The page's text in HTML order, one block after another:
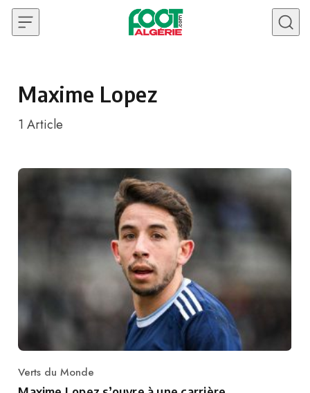
Skip to content
Maxime Lopez
1 Article
Category
Verts du Monde